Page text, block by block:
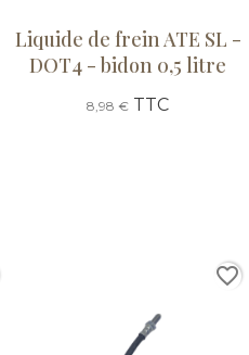
Liquide de frein ATE SL -
DOT4 - bidon 0,5 litre
8,98 € TTC
favorite_border